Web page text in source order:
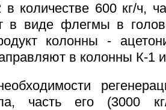
в количестве 600 кг/ч,
в виде флегмы в
колонны -
в колонны К-1
часть его (3000